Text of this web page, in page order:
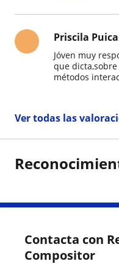
Priscila
Jóven muy
que
métodos
Ver todas las
Contacta con
Compositor